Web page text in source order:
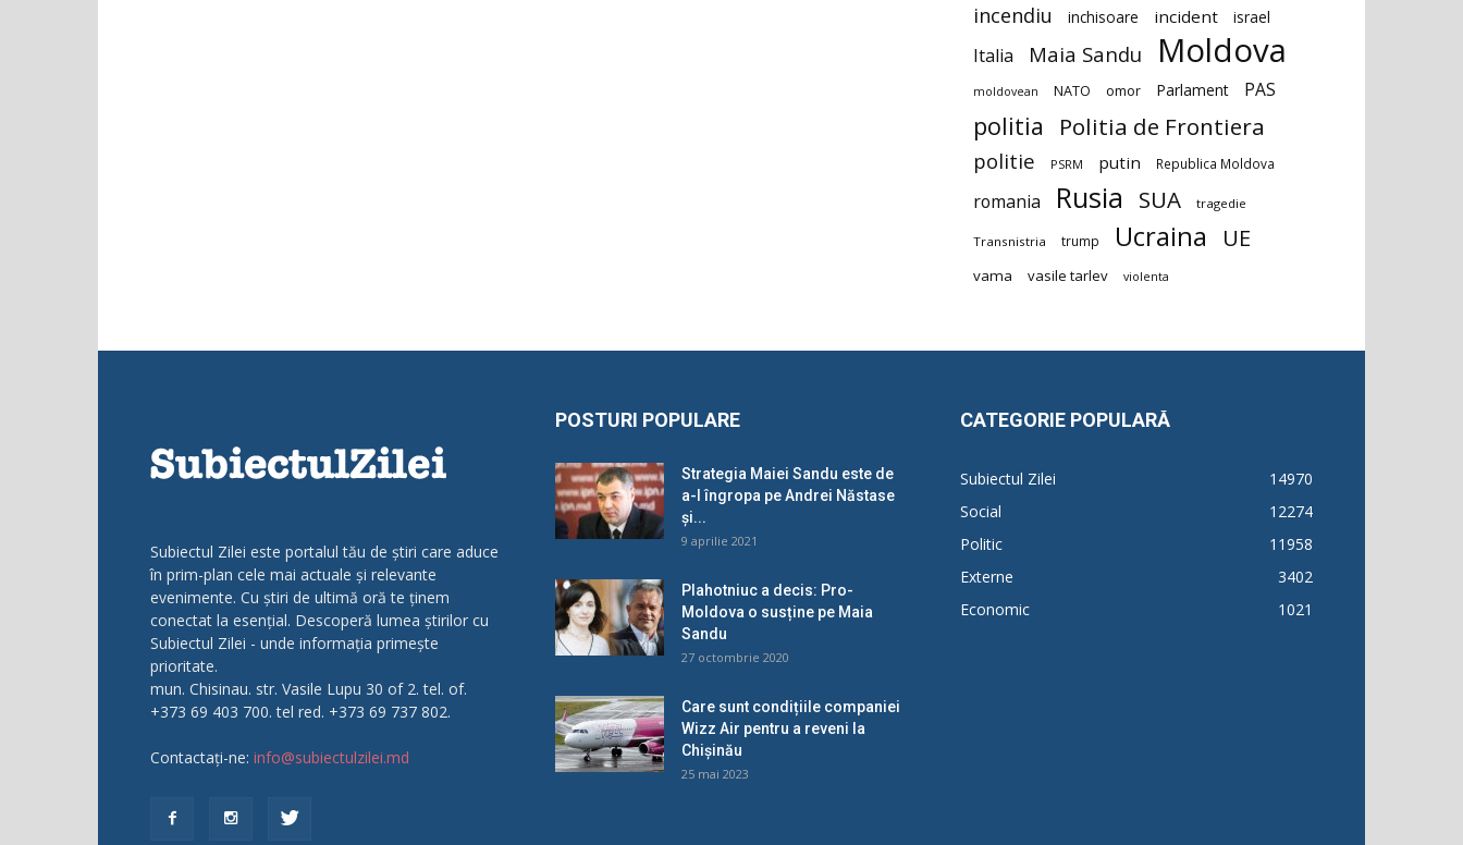
incendiu inchisoare incident israel
Italia Maia Sandu Moldova
moldovean NATO omor Parlament PAS
politia Politia de Frontiera
politie PSRM putin Republica Moldova
romania Rusia SUA tragedie
Transnistria trump Ucraina UE
vama vasile tarlev violenta
Subiectul Zilei este portalul tău de știri care aduce
în prim-plan cele mai actuale și relevante
evenimente. Cu știri de ultimă oră te ținem
conectat la esențial. Descoperă lumea știrilor cu
Subiectul Zilei - unde informația primește
prioritate.
mun. Chisinau. str. Vasile Lupu 30 of 2. tel. of.
+373 69 403 700. tel red. +373 69 737 802.
Contactați-ne: info@subiectulzilei.md
POSTURI POPULARE
Strategia Maiei Sandu este de
a-l îngropa pe Andrei Năstase
și...
9 aprilie 2021
Plahotniuc a decis: Pro-
Moldova o susține pe Maia
Sandu
27 octombrie 2020
Care sunt condițiile companiei
Wizz Air pentru a reveni la
Chișinău
25 mai 2023
CATEGORIE POPULARĂ
Subiectul Zilei
14970
Social
12274
Politic
11958
Externe
3402
Economic
1021